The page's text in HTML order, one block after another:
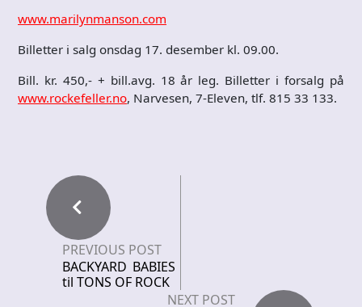
www.marilynmanson.com
Billetter i salg onsdag 17. desember kl. 09.00.
Bill. kr. 450,- + bill.avg. 18 år leg. Billetter i forsalg på
www.rockefeller.no, Narvesen, 7-Eleven, tlf. 815 33 133.
PREVIOUS POST
BACKYARD BABIES
til TONS OF ROCK
NEXT POST